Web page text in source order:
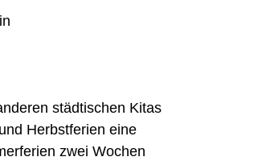
städtischen Kitas
Herbstferien eine
zwei Wochen